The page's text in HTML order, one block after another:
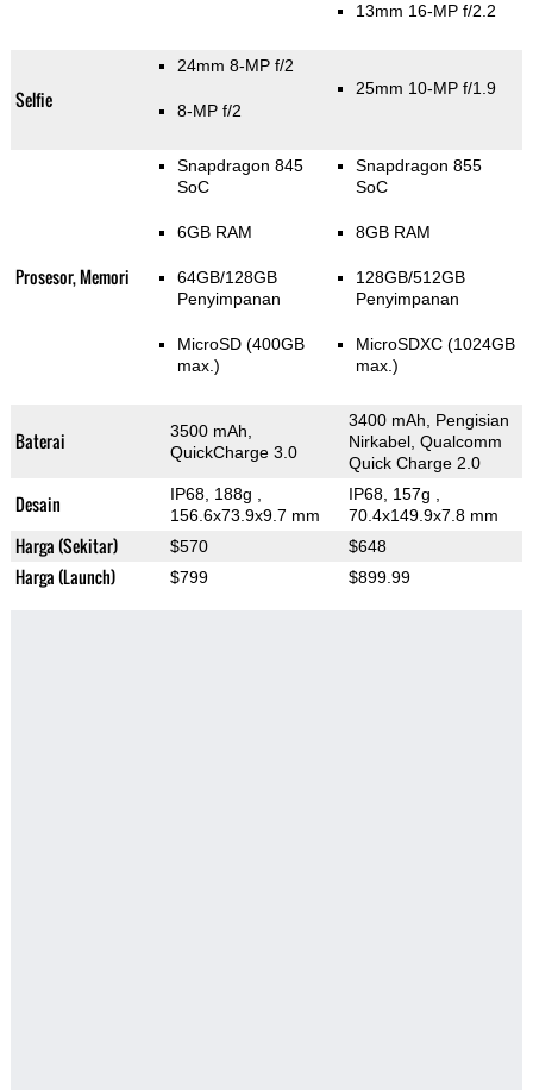
13mm 16-MP f/2.2
Selfie
24mm 8-MP f/2
8-MP f/2
25mm 10-MP f/1.9
Prosesor, Memori
Snapdragon 845
SoC
6GB RAM
64GB/128GB
Penyimpanan
MicroSD (400GB
max.)
Snapdragon 855
SoC
8GB RAM
128GB/512GB
Penyimpanan
MicroSDXC (1024GB
max.)
Baterai
3500 mAh,
QuickCharge 3.0
3400 mAh, Pengisian
Nirkabel, Qualcomm
Quick Charge 2.0
Desain IP68, 188g
156.6x73.9x9.7 mm
IP68, 157g
70.4x149.9x7.8 mm
Harga (Sekitar) $570 $648
Harga (Launch) $799 $899.99